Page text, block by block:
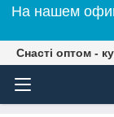
На нашем
Снасті оптом -